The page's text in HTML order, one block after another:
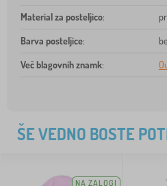
Material za posteljico:
Barva posteljice:
Več blagovnih znamk:
ŠE VEDNO BOSTE
NA ZALOGI